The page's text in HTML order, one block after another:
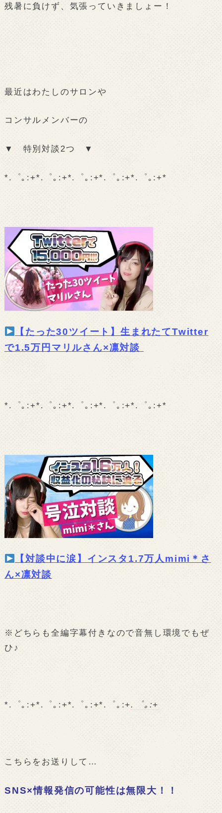
残暑に負けず、気張っていきましょー！
最近はわたしのサロンや
コンサルメンバーの
▼ 特別対談2つ ▼
*.゜｡:+*.゜｡:+*.゜｡:+*.゜｡:+*.゜｡:+*
【たった30ツイート】生まれたてTwitter
で1.5万円マリルさん×凛対談
*.゜｡:+*.゜｡:+*.゜｡:+*.゜｡:+*.゜｡:+*
【対談中に涙】インスタ1.7万人mimi＊さ
ん×凛対談
※どちらも全編字幕付きなので音無し環境でもぜ
ひ♪
*.゜｡:+*.゜｡:+*.゜｡:+*.゜｡:+ .゜｡:+
こちらをお送りして…
SNS×情報発信の可能性は無限大！！